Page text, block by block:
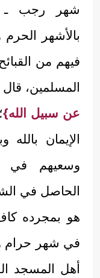
شهر رجب ـ
بالأشهر
فيهم من
المسلمين،
عن سبيل الله}
الإيمان
وسعيهم في
الحاصل في
هو بمجرده
في شهر حرام
أهل المسجد